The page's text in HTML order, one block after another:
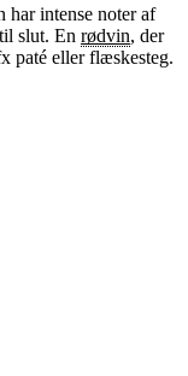
har intense noter af
til slut. En rødvin, der
paté eller flæskesteg.